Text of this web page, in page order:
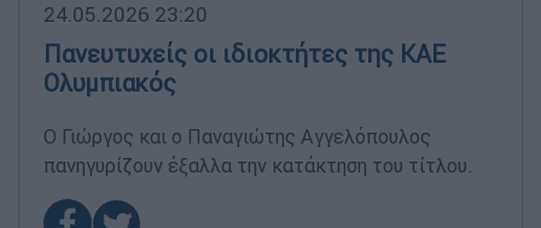
24.05.2026 23:20
Πανευτυχείς οι ιδιοκτήτες της ΚΑΕ
Ολυμπιακός
Ο Γιώργος και ο Παναγιώτης Αγγελόπουλος
πανηγυρίζουν έξαλλα την κατάκτηση του τίτλου.